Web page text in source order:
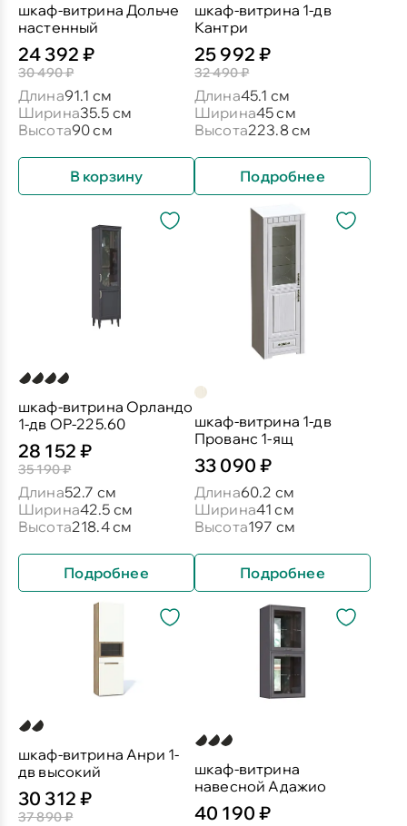
шкаф-витрина Дольче
настенный
24 392 ₽
30 490 ₽
Длина91.1 см
Ширина35.5 см
Высота90 см
В корзину
шкаф-витрина 1-дв
Кантри
25 992 ₽
32 490 ₽
Длина45.1 см
Ширина45 см
Высота223.8 см
Подробнее
шкаф-витрина Орландо
1-дв ОР-225.60
28 152 ₽
35 190 ₽
Длина52.7 см
Ширина42.5 см
Высота218.4 см
Подробнее
шкаф-витрина 1-дв
Прованс 1-ящ
33 090 ₽
Длина60.2 см
Ширина41 см
Высота197 см
Подробнее
шкаф-витрина Анри 1-
дв высокий
30 312 ₽
37 890 ₽
шкаф-витрина
навесной Адажио
40 190 ₽